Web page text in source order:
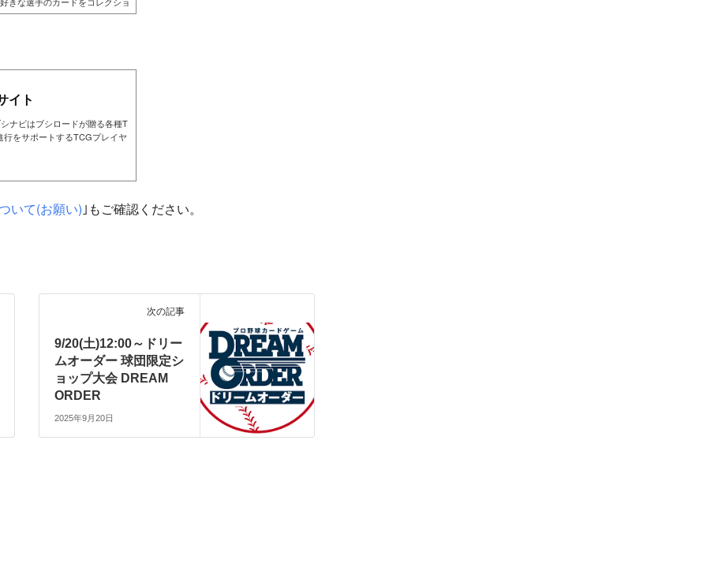
イト
ナビはブシロードが贈る各種T
をサポートするTCGプレイヤ
いて(お願い) ｣もご確認ください。
次の記事
9/20(土)12:00～ドリー
ムオーダー 球団限定シ
ョップ大会 DREAM
ORDER
2025年9月20日